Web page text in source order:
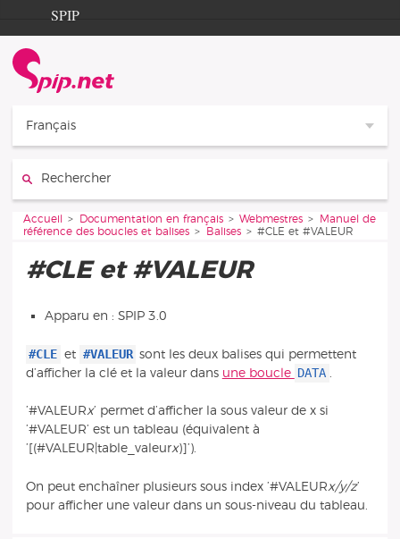
Aller au contenu
Aller à la navigation
SPIP
Documentation
Contribution
Français
Vous êtes ici :
Accueil Documentation en français Webmestres
Manuel de
référence des boucles et balises
Balises #CLE et #VALEUR
#CLE et #VALEUR
Apparu en : SPIP 3.0
#CLE et #VALEUR sont les deux balises qui permettent
d’afficher la clé et la valeur dans une boucle DATA
’#VALEURx’ permet d’afficher la sous valeur de x si
’#VALEUR’ est un tableau (équivalent à
’[(#VALEUR|table_valeurx)]’).
On peut enchaîner plusieurs sous index ’#VALEURx/y/z’
pour afficher une valeur dans un sous-niveau du tableau.